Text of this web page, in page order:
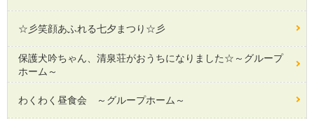
☆彡笑顔あふれる七夕まつり☆彡
保護犬吟ちゃん、清泉荘がおうちになりました☆～グループ
ホーム～
わくわく昼食会 ～グループホーム～